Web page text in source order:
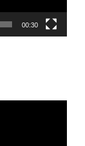
00:30